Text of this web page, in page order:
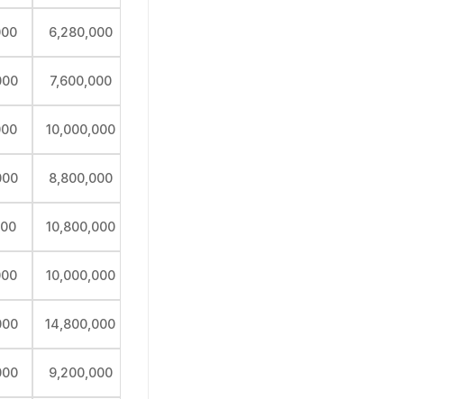
6,280,000
7,600,000
10,000,000
8,800,000
10,800,000
10,000,000
14,800,000
9,200,000